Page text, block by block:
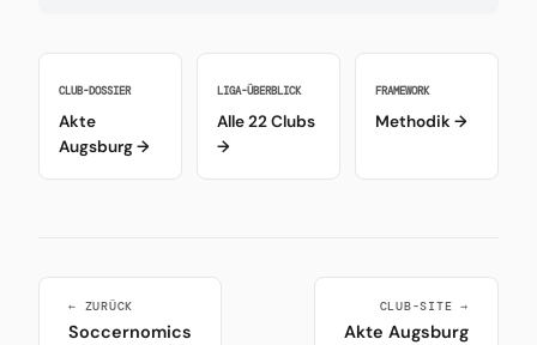
CLUB-DOSSIER
Akte
Augsburg →
LIGA-ÜBERBLICK
Alle 22 Clubs
→
FRAMEWORK
Methodik →
← ZURÜCK
Soccernomics
CLUB-SITE →
Akte Augsburg